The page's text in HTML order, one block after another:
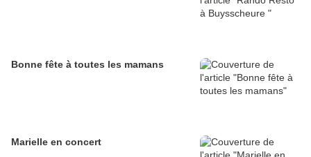
Bonne fête à toutes les mamans
Marielle en concert